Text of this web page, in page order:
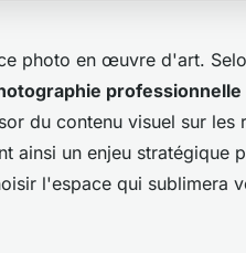
photo en œuvre d'art.
professionnelle
du contenu visuel sur les
ainsi un enjeu stratégique
l'espace qui sublimera